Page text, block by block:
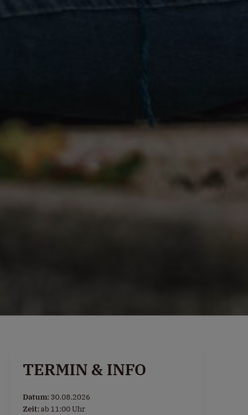
TERMIN & INFO
Datum: 30.08.2026
Zeit: ab 11:00 Uhr